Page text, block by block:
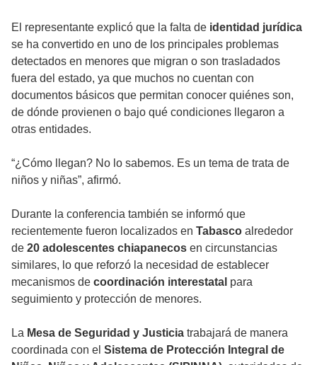
El representante explicó que la falta de identidad jurídica
se ha convertido en uno de los principales problemas
detectados en menores que migran o son trasladados
fuera del estado, ya que muchos no cuentan con
documentos básicos que permitan conocer quiénes son,
de dónde provienen o bajo qué condiciones llegaron a
otras entidades.
“¿Cómo llegan? No lo sabemos. Es un tema de trata de
niños y niñas”, afirmó.
Durante la conferencia también se informó que
recientemente fueron localizados en Tabasco alrededor
de 20 adolescentes chiapanecos en circunstancias
similares, lo que reforzó la necesidad de establecer
mecanismos de coordinación interestatal para
seguimiento y protección de menores.
La Mesa de Seguridad y Justicia trabajará de manera
coordinada con el Sistema de Protección Integral de